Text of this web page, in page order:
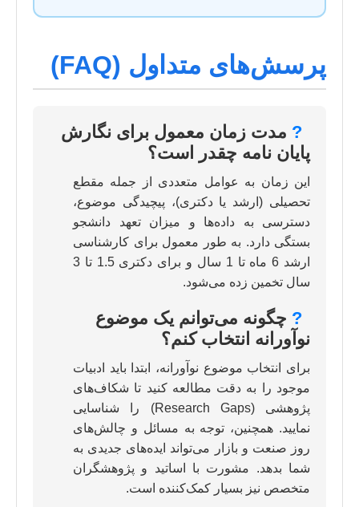
پرسش‌های متداول (FAQ)
? مدت زمان معمول برای نگارش
پایان نامه چقدر است؟
این زمان به عوامل متعددی از جمله مقطع
تحصیلی (ارشد یا دکتری)، پیچیدگی موضوع،
دسترسی به داده‌ها و میزان تعهد دانشجو
بستگی دارد. به طور معمول برای کارشناسی
ارشد 6 ماه تا 1 سال و برای دکتری 1.5 تا 3
سال تخمین زده می‌شود.
? چگونه می‌توانم یک موضوع
نوآورانه انتخاب کنم؟
برای انتخاب موضوع نوآورانه، ابتدا باید ادبیات
موجود را به دقت مطالعه کنید تا شکاف‌های
پژوهشی (Research Gaps) را شناسایی
نمایید. همچنین، توجه به مسائل و چالش‌های
روز صنعت و بازار می‌تواند ایده‌های جدیدی به
شما بدهد. مشورت با اساتید و پژوهشگران
متخصص نیز بسیار کمک‌کننده است.